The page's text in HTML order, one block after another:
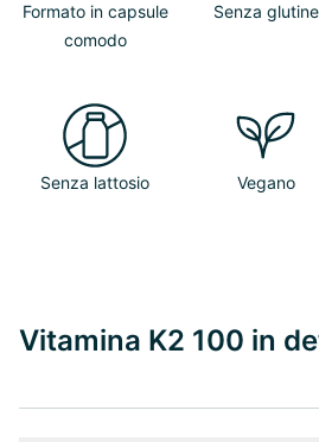
Formato in capsule
comodo
Senza glutine
Senza lattosio Vegano
Vitamina K2 100 in